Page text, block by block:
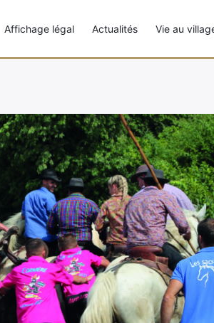
Affichage légal Actualités Vie au